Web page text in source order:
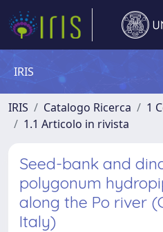
IRIS
IRIS Catalogo Ricerca
1
1.1 Articolo in rivista
Seed-bank and
polygonum
along the Po river
Italy)